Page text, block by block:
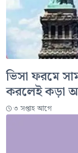
ভিসা ফরমে
করলেই কড়া
৩ সপ্তাহ আগে